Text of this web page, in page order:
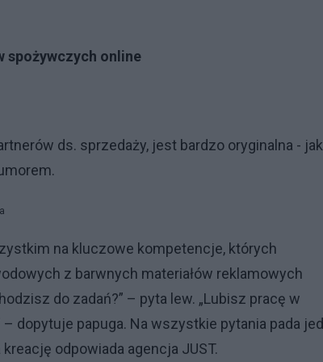
spożywczych online
ds. sprzedaży, jest bardzo oryginalna - jak
na kluczowe kompetencje, których
z barwnych materiałów reklamowych
do zadań?” – pyta lew. „Lubisz pracę w
dopytuje papuga. Na wszystkie pytania pada
odpowiada agencja JUST.